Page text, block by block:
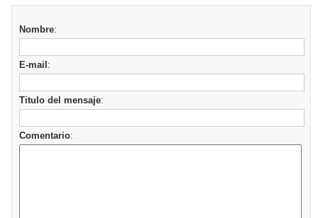
Nombre:
E-mail :
Titulo del mensaje:
Comentario: